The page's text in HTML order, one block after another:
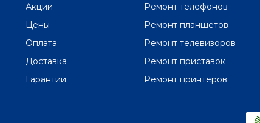
Акции
Цены
Оплата
Доставка
Гарантии
Ремонт телефонов
Ремонт планшетов
Ремонт телевизоров
Ремонт приставок
Ремонт принтеров